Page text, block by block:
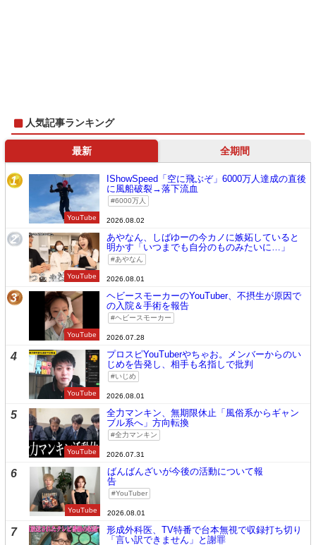
人気記事ランキング
最新 全期間
1
YouTube
IShowSpeed「空に飛ぶぞ」6000万人達成の直後
に風船破裂→落下流血
6000万人
2026.08.02
2
YouTube
あやなん、しばゆーの今カノに嫉妬していると
明かす「いつまでも自分のものみたいに…」
あやなん
2026.08.01
3
YouTube
ヘビースモーカーのYouTuber、不摂生が原因で
の入院＆手術を報告
ヘビースモーカー
2026.07.28
4
YouTube
プロスピYouTuberやちゃお。メンバーからのい
じめを告発し、相手も名指しで批判
いじめ
2026.08.01
5
YouTube
全力マンキン、無期限休止「風俗系からギャン
ブル系へ」方向転換
全力マンキン
2026.07.31
6
YouTube
ばんばんざいが今後の活動について報
告
YouTuber
2026.08.01
7
形成外科医、TV特番で台本無視で収録打ち切り
「言い訳できません」と謝罪